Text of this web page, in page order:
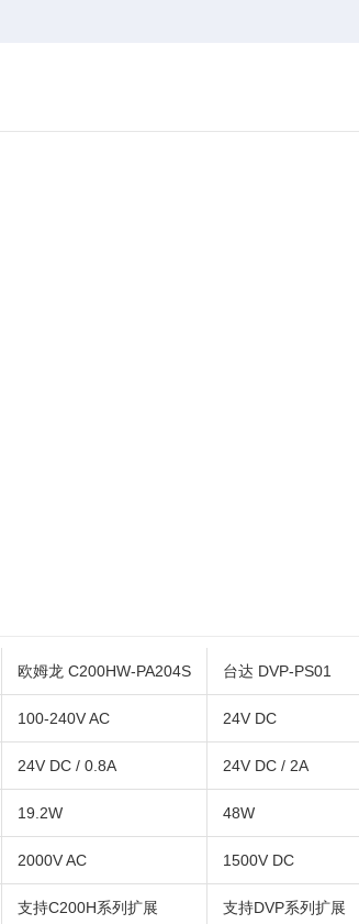
欧姆龙 C200HW-PA204S 台达 DVP-PS01
100-240V AC 24V DC
24V DC / 0.8A 24V DC / 2A
19.2W 48W
2000V AC 1500V DC
支持C200H系列扩展 支持DVP系列扩展